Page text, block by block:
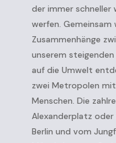
der immer schneller
werfen. Gemeinsam
Zusammenhänge
unserem
auf die Umwelt
zwei Metropolen
Menschen. Die
Alexanderplatz
Berlin und vom